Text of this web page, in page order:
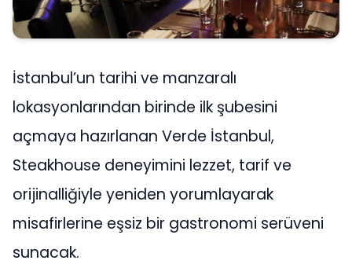
İstanbul’un tarihi ve manzaralı
lokasyonlarından birinde ilk şubesini
açmaya hazırlanan Verde İstanbul,
Steakhouse deneyimini lezzet, tarif ve
orijinalliğiyle yeniden yorumlayarak
misafirlerine eşsiz bir gastronomi serüveni
sunacak.